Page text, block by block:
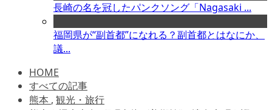
長崎の名を冠したパンクソング「Nagasaki ...
福岡県が“副首都”になれる？副首都とはなにか、
議...
HOME
すべての記事
熊本 , 観光・旅行